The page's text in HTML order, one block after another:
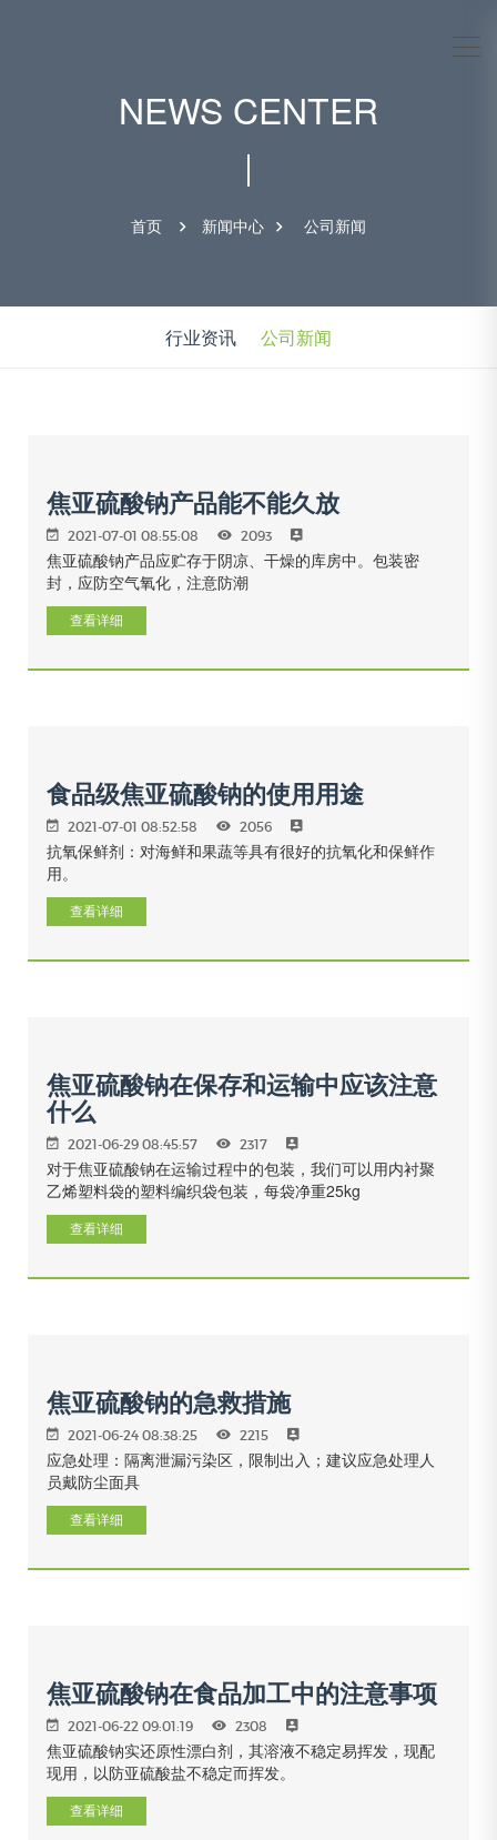
NEWS CENTER
首页 新闻中心 公司新闻
行业资讯 公司新闻
焦亚硫酸钠产品能不能久放
2021-07-01 08:55:08 2093
焦亚硫酸钠产品应贮存于阴凉、干燥的库房中。包装密
封，应防空气氧化，注意防潮
查看详细
食品级焦亚硫酸钠的使用用途
2021-07-01 08:52:58 2056
抗氧保鲜剂：对海鲜和果蔬等具有很好的抗氧化和保鲜作
用。
查看详细
焦亚硫酸钠在保存和运输中应该注意
什么
2021-06-29 08:45:57 2317
对于焦亚硫酸钠在运输过程中的包装，我们可以用内衬聚
乙烯塑料袋的塑料编织袋包装，每袋净重25kg
查看详细
焦亚硫酸钠的急救措施
2021-06-24 08:38:25 2215
应急处理：隔离泄漏污染区，限制出入；建议应急处理人
员戴防尘面具
查看详细
焦亚硫酸钠在食品加工中的注意事项
2021-06-22 09:01:19 2308
焦亚硫酸钠实还原性漂白剂，其溶液不稳定易挥发，现配
现用，以防亚硫酸盐不稳定而挥发。
查看详细